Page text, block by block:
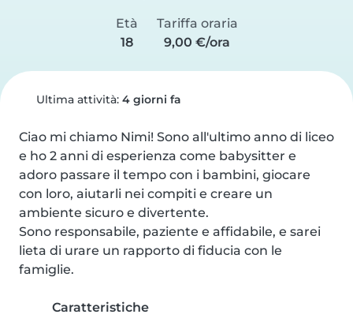
Età
18
Tariffa oraria
9,00 €/ora
Ultima attività: 4 giorni fa
Ciao mi chiamo Nimi! Sono all'ultimo anno di liceo
e ho 2 anni di esperienza come babysitter e
adoro passare il tempo con i bambini, giocare
con loro, aiutarli nei compiti e creare un
ambiente sicuro e divertente.
Sono responsabile, paziente e affidabile, e sarei
lieta di urare un rapporto di fiducia con le
famiglie.
Caratteristiche